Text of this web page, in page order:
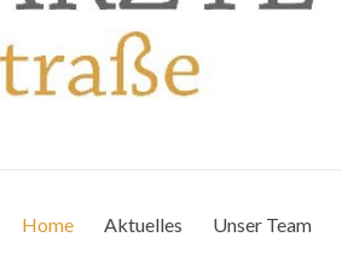
Home Aktuelles Unser Team